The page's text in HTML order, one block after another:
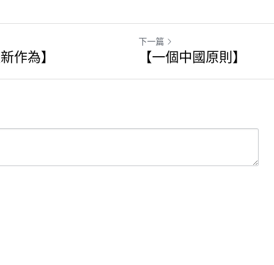
作為】
下一篇
【一個中國原則】